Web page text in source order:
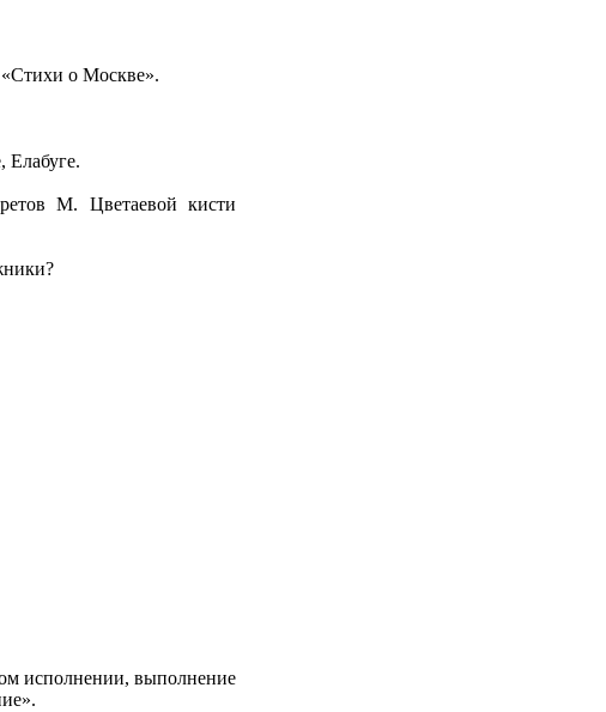
о Москве».
Елабуге.
М. Цветаевой кисти
исполнении, выполнение